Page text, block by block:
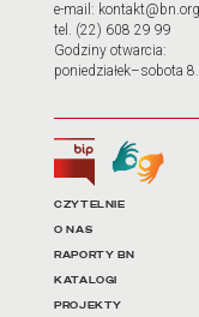
e-mail:
tel. (22) 608 29 99
Godziny otwarcia:
poniedziałek–sobota
Biuletyn Informacji
Tłumacz
Linki do
CZYTELNIE
O NAS
RAPORTY BN
KATALOGI
PROJEKTY